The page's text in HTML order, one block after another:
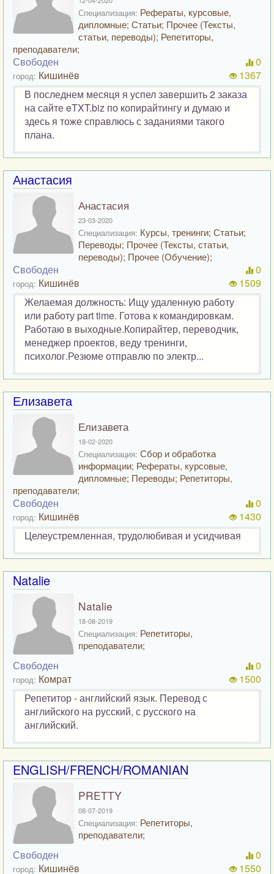
Специализация: Рефераты, курсовые,
дипломные; Статьи; Прочее (Тексты,
статьи, переводы); Репетиторы,
преподаватели;
Свободен
город: Кишинёв
0
1367
В последнем месяця я успел завершить 2 заказа
на сайте eTXT.biz по копирайтингу и думаю и
здесь я тоже справлюсь с заданиями такого
плана.
Анастасия
Анастасия
23-03-2020
Специализация: Курсы, тренинги; Статьи;
Переводы; Прочее (Тексты, статьи,
переводы); Прочее (Обучение);
Свободен
город: Кишинёв
0
1509
Желаемая должность: Ищу удаленную работу
или работу part time. Готова к командировкам.
Работаю в выходные.Копирайтер, переводчик,
менеджер проектов, веду тренинги,
психолог.Резюме отправлю по электр...
Елизавета
Елизавета
18-02-2020
Специализация: Сбор и обработка
информации; Рефераты, курсовые,
дипломные; Переводы; Репетиторы,
преподаватели;
Свободен
город: Кишинёв
0
1430
Целеустремленная, трудолюбивая и усидчивая
Natalie
Natalie
18-08-2019
Специализация: Репетиторы,
преподаватели;
Свободен
город: Комрат
0
1500
Репетитор - английский язык. Перевод с
английского на русский, с русского на
английский.
ENGLISH/FRENCH/ROMANIAN
PRETTY
08-07-2019
Специализация: Репетиторы,
преподаватели;
Свободен
город: Кишинёв
0
1550